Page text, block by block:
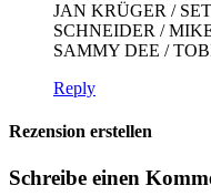
JAN KRÜGER /
SCHNEIDER /
SAMMY DEE /
Reply
Rezension erstellen
Schreibe einen